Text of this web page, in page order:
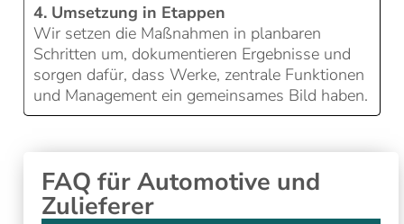
4. Umsetzung in Etappen
Wir setzen die Maßnahmen in planbaren
Schritten um, dokumentieren Ergebnisse und
sorgen dafür, dass Werke, zentrale Funktionen
und Management ein gemeinsames Bild haben.
FAQ für Automotive und
Zulieferer